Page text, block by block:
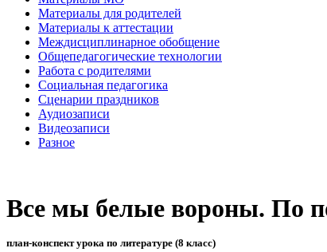
Материалы для родителей
Материалы к аттестации
Междисциплинарное обобщение
Общепедагогические технологии
Работа с родителями
Социальная педагогика
Сценарии праздников
Аудиозаписи
Видеозаписи
Разное
Все мы белые вороны. По
план-конспект урока по литературе (8 класс)